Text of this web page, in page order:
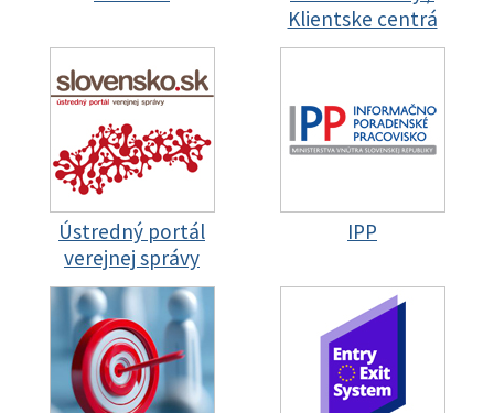
Klientske centrá
Ústredný portál
verejnej správy
IPP